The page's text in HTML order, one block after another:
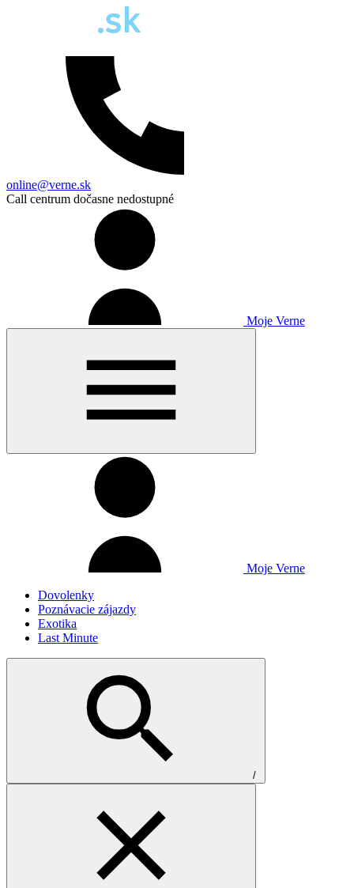
online@verne.sk
Call centrum dočasne nedostupné
Moje Verne
Moje Verne
Dovolenky
Poznávacie zájazdy
Exotika
Last Minute
/